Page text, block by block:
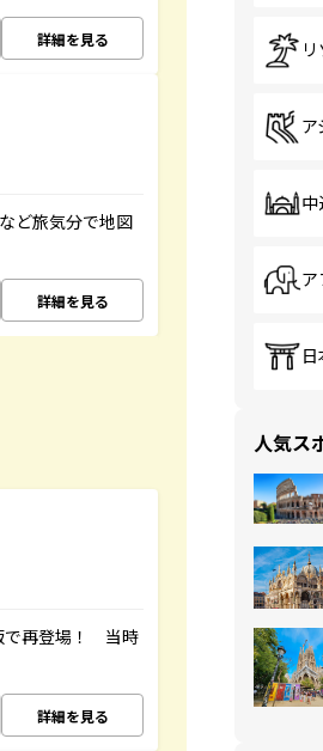
詳細を見る
ど旅気分で地図
詳細を見る
で再登場！ 当時
詳細を見る
ア
中
ア
日
人気ス